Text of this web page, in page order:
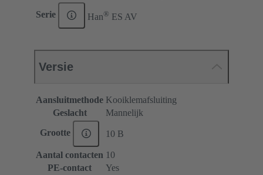
Serie Han® ES AV
Versie
Aansluitmethode Kooiklemafsluiting
Geslacht
Mannelijk
Grootte 10 B
Aantal contacten 10
PE-contact
Yes